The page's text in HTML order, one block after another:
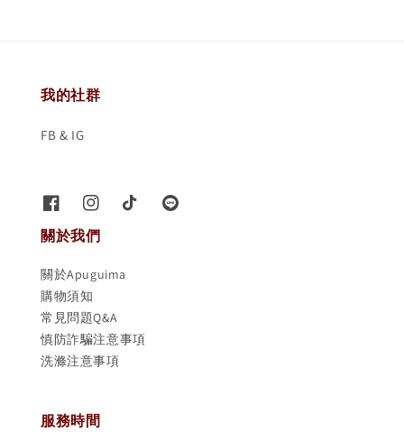
我的社群
FB & IG
關於我們
關於Apuguima
購物須知
常見問題Q&A
慎防詐騙注意事項
洗滌注意事項
服務時間